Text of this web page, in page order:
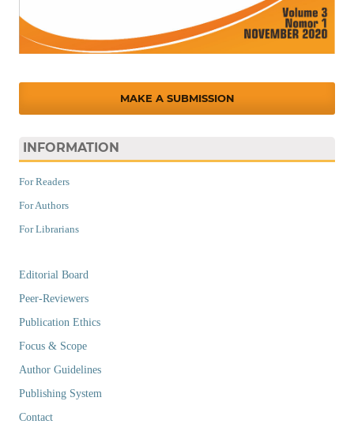
MAKE A SUBMISSION
INFORMATION
For Readers
For Authors
For Librarians
Editorial Board
Peer-Reviewers
Publication Ethics
Focus & Scope
Author Guidelines
Publishing System
Contact